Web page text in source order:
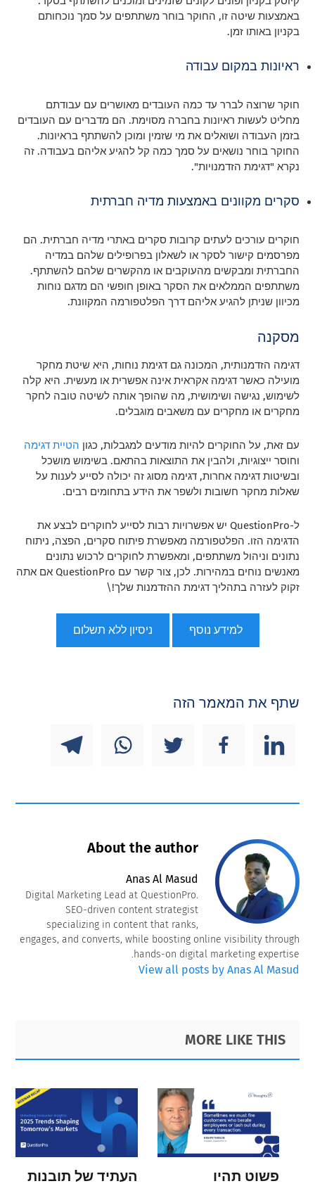
באמצעות שיטה זו, החוקר בוחר משתתפים על סמך נוכחותם
בקניון באותו זמן.
ראיונות במקום עבודה
חוקר שרוצה לברר עד כמה העובדים מאושרים עם עבודתם
מחליט לעשות ראיונות בחברה מסוימת. הם מדברים עם העובדים
בזמן העבודה ושואלים את מי שזמין ומוכן להשתתף בראיונות.
החוקר בוחר נושאים על סמך כמה קל להגיע אליהם בעבודה. זה
נקרא "דגימת הזדמנויות".
סקרים מקוונים באמצעות מדיה חברתית
חוקרים עורכים לעתים קרובות סקרים באתרי מדיה חברתית. הם
מפרסמים קישור לסקר או לשאלון בפרופילים שלהם במדיה
החברתית ומבקשים מהעוקבים או מהקשרים שלהם להשתתף.
משתתפים הממלאים את הסקר באופן חופשי הם מדגם נוחות
מכיוון שניתן להגיע אליהם דרך הפלטפורמה המקוונת.
מסקנה
דגימה הזדמנותית, המכונה גם דגימת נוחות, היא שיטת מחקר
מועילה כאשר דגימה אקראית אינה אפשרית או מעשית. היא קלה
לשימוש, נגישה ושימושית, מה שהופך אותה לשיטה טובה לחקר
מחקרים או מחקרים עם משאבים מוגבלים.
עם זאת, על החוקרים להיות מודעים למגבלות, כגון הטיית דגימה
וחוסר ייצוגיות, ולהבין את התוצאות בהתאם. בשימוש מושכל
ובשיטות דגימה אחרות, דגימה מסוג זה יכולה לסייע לענות על
שאלות מחקר חשובות ולשפר את הידע בתחומים רבים.
ל-QuestionPro יש אפשרויות רבות לסייע לחוקרים לבצע את
הדגימה הזו. הפלטפורמה מאפשרת פיתוח סקרים, הפצה, ניתוח
נתונים וניהול משתתפים, ומאפשרת לחוקרים לרכוש נתונים
מאנשים נוחים במהירות. לכן, צור קשר עם QuestionPro אם אתה
זקוק לעזרה בתהליך דגימת ההזדמנות שלך!\
למידע נוסף ניסיון ללא תשלום
שתף את המאמר הזה
About the author
Anas Al Masud
Digital Marketing Lead at QuestionPro.
SEO-driven content strategist
specializing in content that ranks,
engages, and converts, while boosting online visibility through
hands-on digital marketing expertise.
View all posts by Anas Al Masud
Primary
Sidebar
Footer
MORE LIKE THIS
פשוט תהיו
העתיד של תובנות